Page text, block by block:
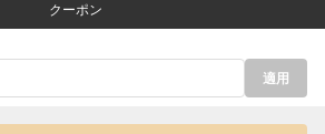
クーポン
適用